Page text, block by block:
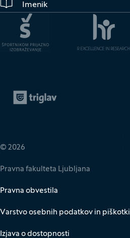
Imenik
© 2026
Pravna fakulteta Ljubljana
Pravna obvestila
Varstvo osebnih podatkov in piškotki
Izjava o dostopnosti